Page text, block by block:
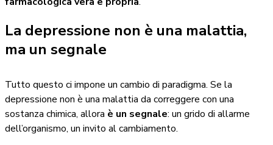
La depressione non è una malattia,
ma un segnale
Tutto questo ci impone un cambio di paradigma. Se la
depressione non è una malattia da correggere con una
sostanza chimica, allora è un segnale: un grido di allarme
dell’organismo, un invito al cambiamento.